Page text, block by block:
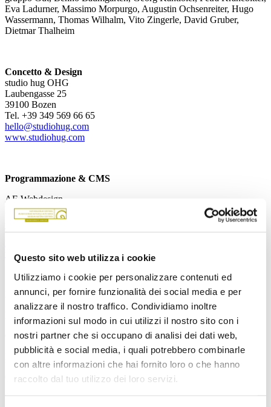
Questo sito web utilizza i cookie
Utilizziamo i cookie per personalizzare contenuti ed
annunci, per fornire funzionalità dei social media e per
analizzare il nostro traffico. Condividiamo inoltre
informazioni sul modo in cui utilizzi il nostro sito con i
nostri partner che si occupano di analisi dei dati web,
pubblicità e social media, i quali potrebbero combinarle
con altre informazioni che hai fornito loro o che hanno
raccolto dal tuo utilizzo dei loro servizi.
Eva Ladurner, Massimo Morpurgo, Augustin Ochsenreiter, Hugo
Wassermann, Thomas Wilhalm, Vito Zingerle, David Gruber,
Dietmar Thalheim
Concetto & Design
studio hug OHG
Laubengasse 25
39100 Bozen
Tel. +39 349 569 66 65
hello@studiohug.com
www.studiohug.com
Programmazione & CMS
AE Webdesign
Prantacherweg 27
39010 St. Martin in Passeier
Tel +39 340 542 7070
www.ae-webdesign.com
PEC:nm.mn@pec.prov.bz.it,
Partita IVA 02383790215
Codice Fiscale: 94085430216
IBAN: IT14G0604511619000000002031
Codice per fatture elettroniche: H6XYZZ